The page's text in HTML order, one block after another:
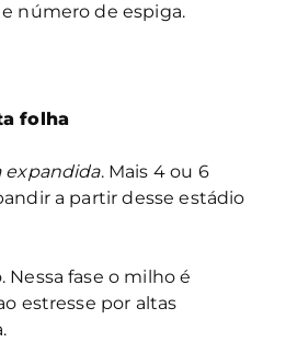
número de espiga.
folha
expandida. Mais 4 ou 6
a partir desse estádio
fase o milho é
estresse por altas